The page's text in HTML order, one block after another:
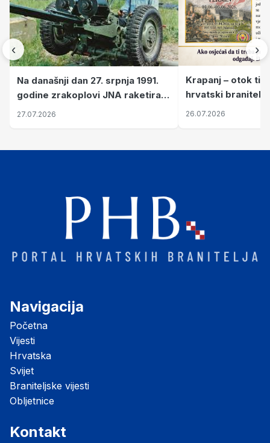
‹
Na današnji dan 27. srpnja 1991.
godine zrakoplovi JNA raketirali
su vojarnu i obučni centar "Nikola
27.07.2026
Krapanj – otok
hrvatski branitelji
pronalaze mir
26.07.2026
›
Navigacija
Početna
Vijesti
Hrvatska
Svijet
Braniteljske vijesti
Obljetnice
Kontakt